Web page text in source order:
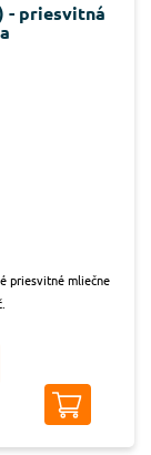
- priesvitná
priesvitné mliečne